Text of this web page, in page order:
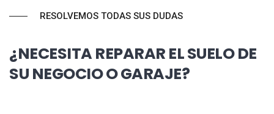
RESOLVEMOS TODAS SUS DUDAS
¿NECESITA REPARAR EL SUELO DE
SU NEGOCIO O GARAJE?